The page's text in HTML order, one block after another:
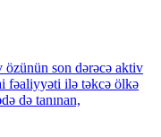
özünün son dərəcə aktiv
fəaliyyəti ilə təkcə ölkə
də tanınan,